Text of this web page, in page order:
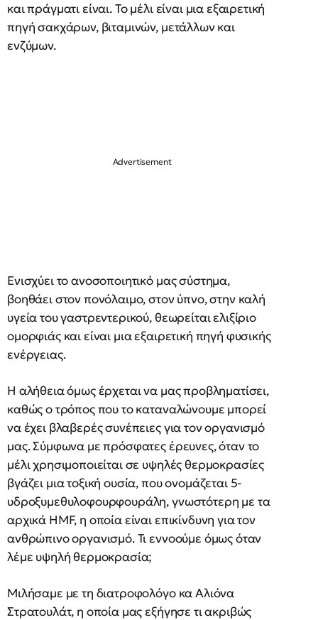
και πράγματι είναι. Το μέλι είναι μια εξαιρετική
πηγή σακχάρων, βιταμινών, μετάλλων και
ενζύμων.
Ενισχύει το ανοσοποιητικό μας σύστημα,
βοηθάει στον πονόλαιμο, στον ύπνο, στην καλή
υγεία του γαστρεντερικού, θεωρείται ελιξίριο
ομορφιάς και είναι μια εξαιρετική πηγή φυσικής
ενέργειας.
Η αλήθεια όμως έρχεται να μας προβληματίσει,
καθώς ο τρόπος που το καταναλώνουμε μπορεί
να έχει βλαβερές συνέπειες για τον οργανισμό
μας. Σύμφωνα με πρόσφατες έρευνες, όταν το
μέλι χρησιμοποιείται σε υψηλές θερμοκρασίες
βγάζει μια τοξική ουσία, που ονομάζεται 5-
υδροξυμεθυλοφουρφουράλη, γνωστότερη με τα
αρχικά HMF, η οποία είναι επικίνδυνη για τον
ανθρώπινο οργανισμό. Τι εννοούμε όμως όταν
λέμε υψηλή θερμοκρασία;
Μιλήσαμε με τη διατροφολόγο κα Αλιόνα
Στρατουλάτ, η οποία μας εξήγησε τι ακριβώς